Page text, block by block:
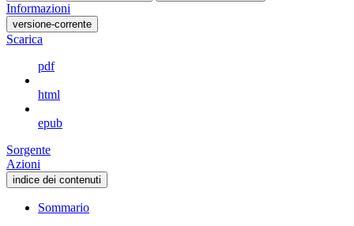
Informazioni
versione-corrente
Scarica
pdf
html
epub
Sorgente
Azioni
indice dei contenuti
Sommario